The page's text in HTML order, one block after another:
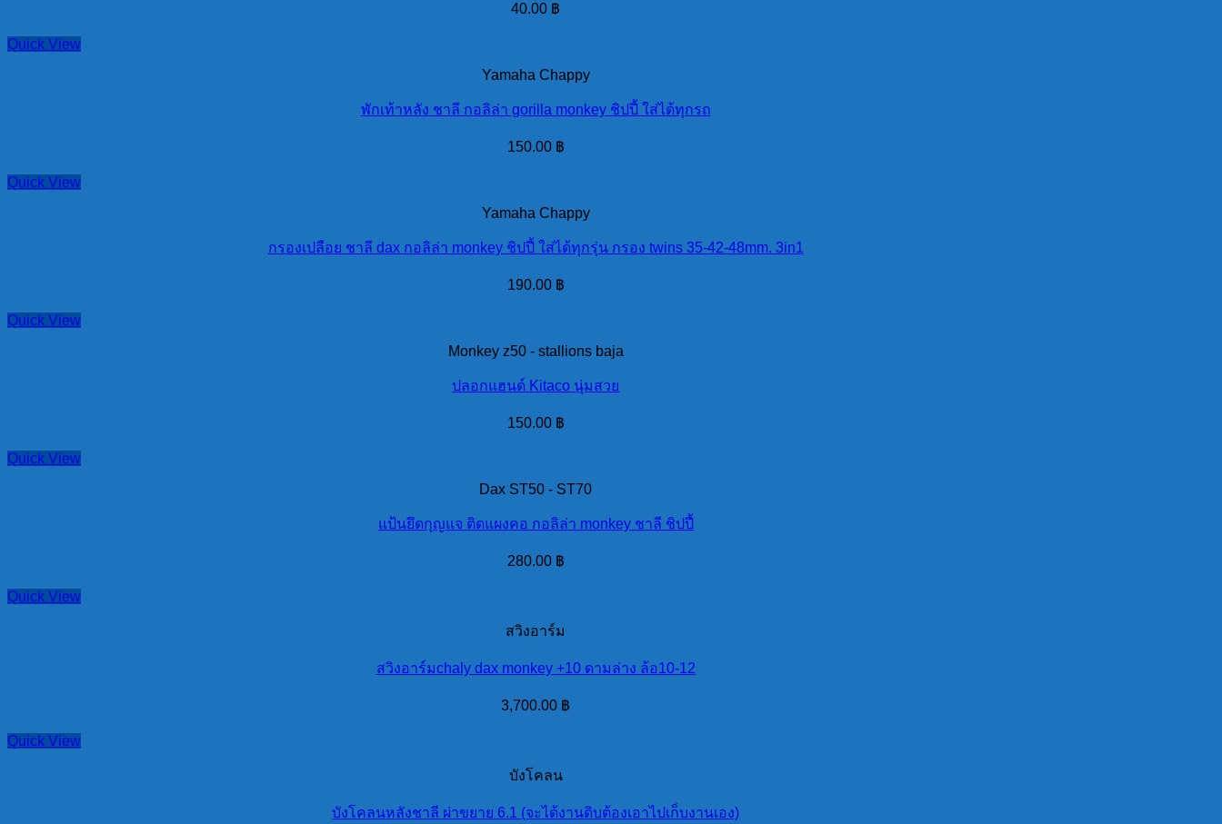
40.00 ฿
Quick View
Yamaha Chappy
พักเท้าหลัง ชาลี กอลิล่า gorilla monkey ชิปปี้ ใส่ได้ทุกรถ
150.00 ฿
Quick View
Yamaha Chappy
กรองเปลือย ชาลี dax กอลิล่า monkey ชิปปี้ ใส่ได้ทุกรุ่น กรอง twins 35-42-48mm. 3in1
190.00 ฿
Quick View
Monkey z50 - stallions baja
ปลอกแฮนด์ Kitaco นุ่มสวย
150.00 ฿
Quick View
Dax ST50 - ST70
แป้นยึดกุญแจ ติดแผงคอ กอลิล่า monkey ชาลี ชิปปี้
280.00 ฿
Quick View
สวิงอาร์ม
สวิงอาร์มchaly dax monkey +10 ดามล่าง ล้อ10-12
3,700.00 ฿
Quick View
บังโคลน
บังโคลนหลังชาลี ผ่าขยาย 6.1 (จะได้งานดิบต้องเอาไปเก็บงานเอง)